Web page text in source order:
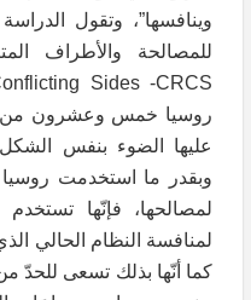
وينافسها”، وتقول
روسيا خمس وعشرون من
عليها الضوء بنفس
وبقدر ما استخدمت روسيا
لمصالحها، فإنّها
لمنافسة النظام الحالي
كما أنّها بذلك تسعى للحدّ